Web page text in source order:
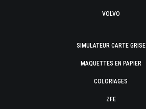
VOLVO
SIMULATEUR CARTE GRISE
MAQUETTES EN PAPIER
COLORIAGES
ZFE